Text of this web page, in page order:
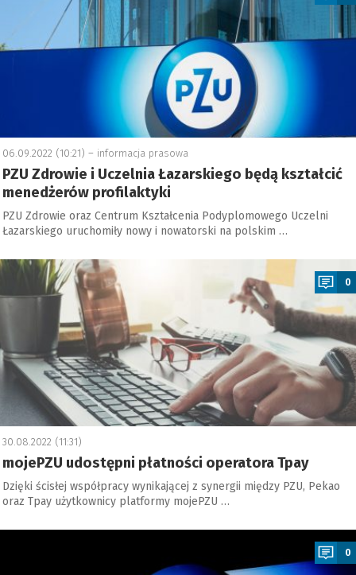
06.09.2022 (10:21) – informacja prasowa
PZU Zdrowie i Uczelnia Łazarskiego będą kształcić
menedżerów profilaktyki
PZU Zdrowie oraz Centrum Kształcenia Podyplomowego Uczelni
Łazarskiego uruchomiły nowy i nowatorski na polskim …
0
30.08.2022 (11:31)
mojePZU udostępni płatności operatora Tpay
Dzięki ścisłej współpracy wynikającej z synergii między PZU, Pekao
oraz Tpay użytkownicy platformy mojePZU …
0